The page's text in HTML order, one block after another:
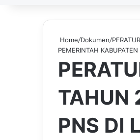
Home/Dokumen/
PEMERINTAH KABUPATEN
TAHUN
PNS DI